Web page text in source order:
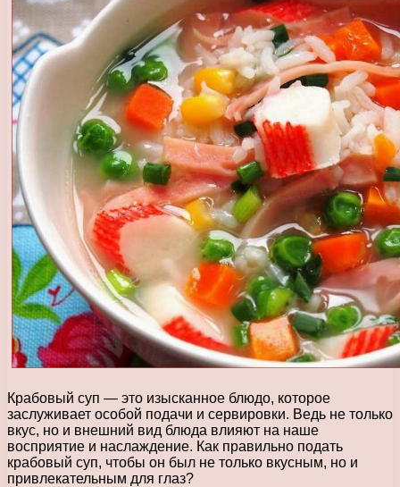
Крабовый суп — это изысканное блюдо, которое
заслуживает особой подачи и сервировки. Ведь не только
вкус, но и внешний вид блюда влияют на наше
восприятие и наслаждение. Как правильно подать
крабовый суп, чтобы он был не только вкусным, но и
привлекательным для глаз?